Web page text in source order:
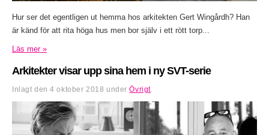
Hur ser det egentligen ut hemma hos arkitekten Gert Wingårdh? Han
är känd för att rita höga hus men bor själv i ett rött torp...
Läs mer »
Arkitekter visar upp sina hem i ny SVT-serie
Inlagt den4 oktober 2018 underÖvrigt.